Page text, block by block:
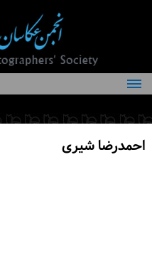
درباره انجمن
کمیته‌های انجمن
احمدرضا شیری